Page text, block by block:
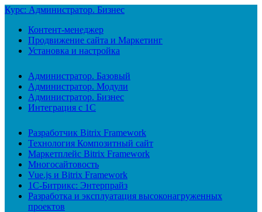
Курс: Администратор. Бизнес
Контент-менеджер
Продвижение сайта и Маркетинг
Установка и настройка
Администратор. Базовый
Администратор. Модули
Администратор. Бизнес
Интеграция с 1С
Разработчик Bitrix Framework
Технология Композитный сайт
Маркетплейс Bitrix Framework
Многосайтовость
Vue.js и Bitrix Framework
1С-Битрикс: Энтерпрайз
Разработка и эксплуатация высоконагруженных
проектов